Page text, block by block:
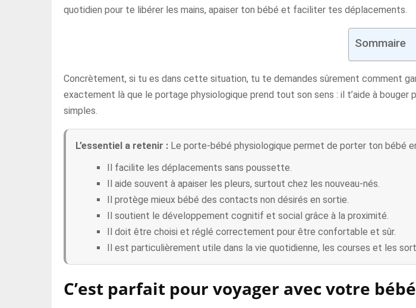
quotidien pour te libérer les mains, apaiser ton bébé et faciliter tes déplacements.
Sommaire
Concrètement, si tu es dans cette situation, tu te demandes sûrement comment
exactement là que le portage physiologique prend tout son sens : il t’aide à
simples.
L’essentiel a retenir : Le porte-bébé physiologique permet de porter ton bébé
Il facilite les déplacements sans poussette.
Il aide souvent à apaiser les pleurs, surtout chez les nouveau-nés.
Il protège mieux bébé des contacts non désirés en sortie.
Il soutient le développement cognitif et social grâce à la proximité.
Il doit être choisi et réglé correctement pour être confortable et sûr.
Il est particulièrement utile dans la vie quotidienne, les courses et les
C’est parfait pour voyager avec votre bébé